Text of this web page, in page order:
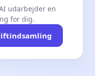
udarbejder en
for dig.